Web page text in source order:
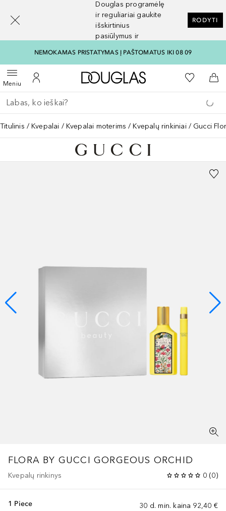
Douglas programėlę
ir reguliariai gaukite
išskirtinius
pasiūlymus ir
RODYTI
NEMOKAMAS PRISTATYMAS Į PAŠTOMATUS IKI 08 09
MeniuAtidaryti meniuĮ mano paskyrą
Į Douglas pagrindinį
Į mano
Į
Grįžk atgal
Vykdykite paiešką
Titulinis Kvepalai Kvepalai moterims Kvepalų rinkiniai Gucci
FLORA BY GUCCI GORGEOUS ORCHID
Kvepalų rinkinys 0 (0)
30 d. min. kaina 92,40 €
1 Piece
[navigation.slideout.screenreader]